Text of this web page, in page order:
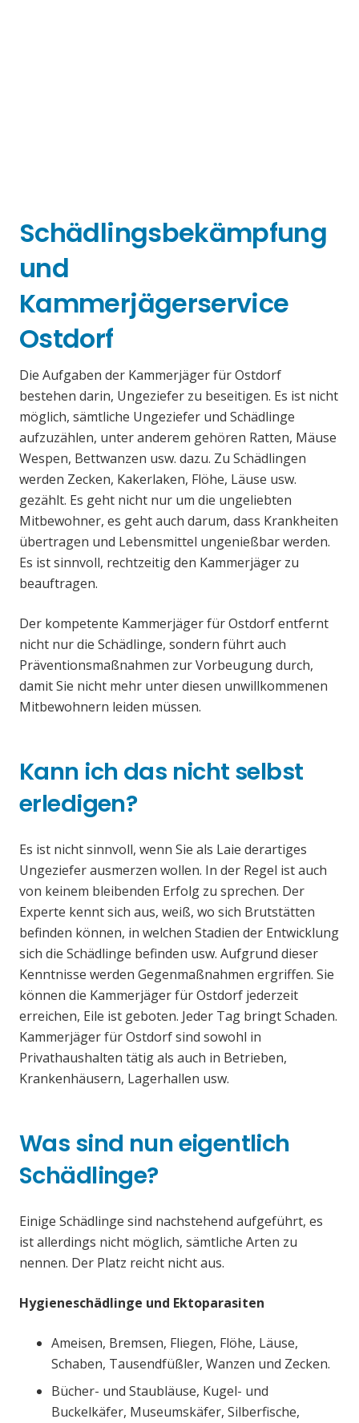
Schädlingsbekämpfung
und
Kammerjägerservice
Ostdorf
Die Aufgaben der Kammerjäger für Ostdorf
bestehen darin, Ungeziefer zu beseitigen. Es ist nicht
möglich, sämtliche Ungeziefer und Schädlinge
aufzuzählen, unter anderem gehören Ratten, Mäuse
Wespen, Bettwanzen usw. dazu. Zu Schädlingen
werden Zecken, Kakerlaken, Flöhe, Läuse usw.
gezählt. Es geht nicht nur um die ungeliebten
Mitbewohner, es geht auch darum, dass Krankheiten
übertragen und Lebensmittel ungenießbar werden.
Es ist sinnvoll, rechtzeitig den Kammerjäger zu
beauftragen.
Der kompetente Kammerjäger für Ostdorf entfernt
nicht nur die Schädlinge, sondern führt auch
Präventionsmaßnahmen zur Vorbeugung durch,
damit Sie nicht mehr unter diesen unwillkommenen
Mitbewohnern leiden müssen.
Kann ich das nicht selbst
erledigen?
Es ist nicht sinnvoll, wenn Sie als Laie derartiges
Ungeziefer ausmerzen wollen. In der Regel ist auch
von keinem bleibenden Erfolg zu sprechen. Der
Experte kennt sich aus, weiß, wo sich Brutstätten
befinden können, in welchen Stadien der Entwicklung
sich die Schädlinge befinden usw. Aufgrund dieser
Kenntnisse werden Gegenmaßnahmen ergriffen. Sie
können die Kammerjäger für Ostdorf jederzeit
erreichen, Eile ist geboten. Jeder Tag bringt Schaden.
Kammerjäger für Ostdorf sind sowohl in
Privathaushalten tätig als auch in Betrieben,
Krankenhäusern, Lagerhallen usw.
Was sind nun eigentlich
Schädlinge?
Einige Schädlinge sind nachstehend aufgeführt, es
ist allerdings nicht möglich, sämtliche Arten zu
nennen. Der Platz reicht nicht aus.
Hygieneschädlinge und Ektoparasiten
Ameisen, Bremsen, Fliegen, Flöhe, Läuse,
Schaben, Tausendfüßler, Wanzen und Zecken.
Bücher- und Staubläuse, Kugel- und
Buckelkäfer, Museumskäfer, Silberfische,